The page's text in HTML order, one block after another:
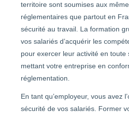
territoire sont soumises aux
réglementaires que partout en
sécurité au travail. La formation
vos salariés d’acquérir les
pour exercer leur activité en toute
mettant votre entreprise en
réglementation.
En tant qu’employeur, vous avez
sécurité de vos salariés. Former